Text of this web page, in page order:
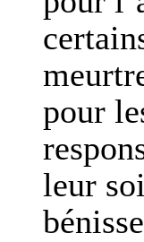
pour
leur